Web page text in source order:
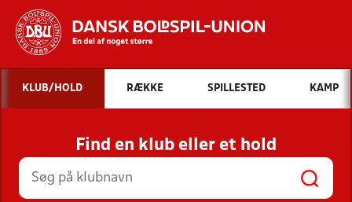
Hvad vil du søge efter?
INDHOLD OG NYHEDER
STILLINGER, RESULTATER, KLUBBER OG
HOLD
KLUB/HOLD RÆKKE SPILLESTED KAMP
Find en klub eller et hold